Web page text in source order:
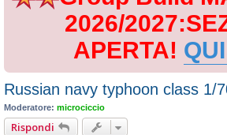
2026/
APERTA!
Russian navy typhoon class 1/
Moderatore: microciccio
Rispondi